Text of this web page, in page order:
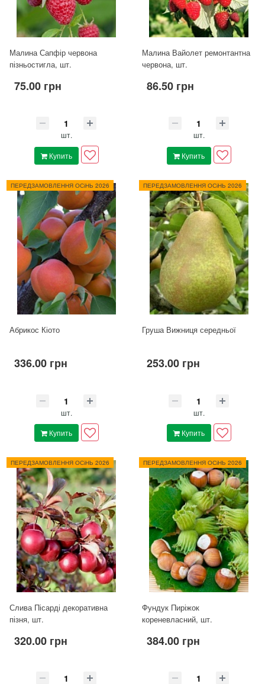
Малина Сапфір червона
пізньостигла, шт.
75.00 грн
шт.
Купить
Малина Вайолет ремонтантна
червона, шт.
86.50 грн
шт.
Купить
ПЕРЕДЗАМОВЛЕННЯ ОСіНЬ 2026
Абрикос Кіото
336.00 грн
шт.
Купить
ПЕРЕДЗАМОВЛЕННЯ ОСіНЬ 2026
Груша Вижниця середньої
253.00 грн
шт.
Купить
ПЕРЕДЗАМОВЛЕННЯ ОСіНЬ 2026
Слива Пісарді декоративна
пізня, шт.
320.00 грн
ПЕРЕДЗАМОВЛЕННЯ ОСіНЬ 2026
Фундук Пиріжок
кореневласний, шт.
384.00 грн